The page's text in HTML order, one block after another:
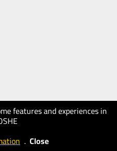
features and experiences in
. Close